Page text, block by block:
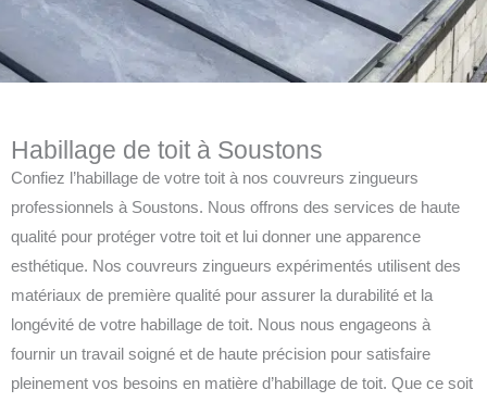
Habillage de toit à Soustons
Confiez l’habillage de votre toit à nos couvreurs zingueurs
professionnels à Soustons. Nous offrons des services de haute
qualité pour protéger votre toit et lui donner une apparence
esthétique. Nos couvreurs zingueurs expérimentés utilisent des
matériaux de première qualité pour assurer la durabilité et la
longévité de votre habillage de toit. Nous nous engageons à
fournir un travail soigné et de haute précision pour satisfaire
pleinement vos besoins en matière d’habillage de toit. Que ce soit